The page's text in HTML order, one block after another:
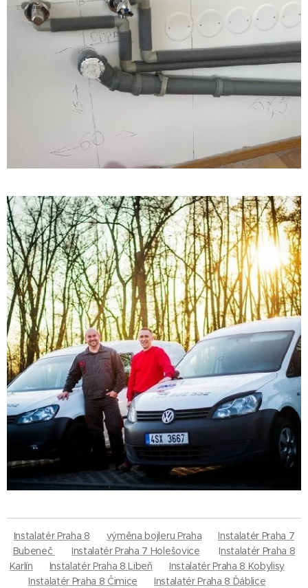
Instalatér Praha 8 výměna bojleru Praha
Instalatér Praha 7
Bubeneč
Instalatér Praha 7 Holešovice ✅ Instalatér Praha 8
Karlín
Instalatér Praha 8 Libeň Instalatér Praha 8 Kobylisy
Instalatér Praha 8 Čimice
Instalatér Praha 8 Ďáblice